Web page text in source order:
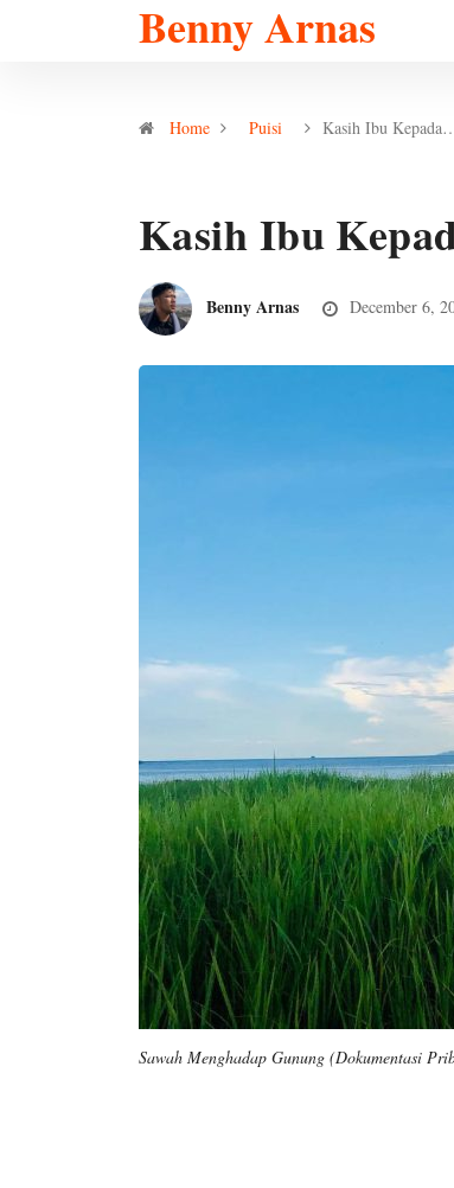
Benny Arnas
Home Puisi Kasih Ibu
Kasih Ibu
Benny Arnas December 6,
Sawah Menghadap Gunung (Dokumentasi